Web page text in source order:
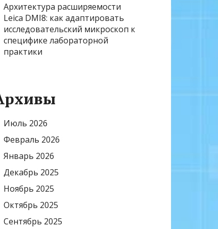
Архитектура расширяемости
Leica DMI8: как адаптировать
исследовательский микроскоп к
специфике лабораторной
практики
Июль 2026
Февраль 2026
Январь 2026
Декабрь 2025
Ноябрь 2025
Октябрь 2025
Сентябрь 2025